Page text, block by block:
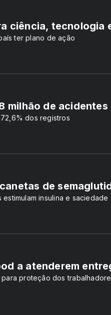
ciência, tecnologia
ter plano de ação
milhão de
dos registros
de
insulina e saciedade
a atenderem
proteção dos